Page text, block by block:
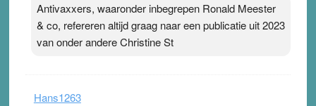
Antivaxxers, waaronder inbegrepen Ronald Meester
& co, refereren altijd graag naar een publicatie uit 2023
van onder andere Christine St
Hans1263